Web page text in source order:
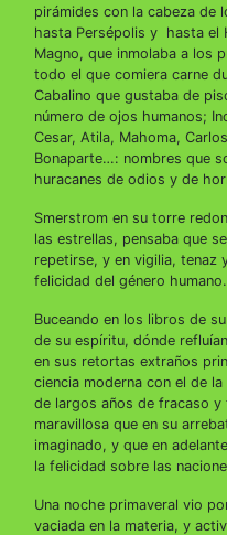
pirámides con la cabeza de
hasta Persépolis y hasta el
Magno, que inmolaba a los
todo el que comiera carne
Cabalino que gustaba de
número de ojos humanos;
Cesar, Atila, Mahoma,
Bonaparte…: nombres que
huracanes de odios y de
Smerstrom en su torre
las estrellas, pensaba que
repetirse, y en vigilia, tenaz
felicidad del género humano.
Buceando en los libros de
de su espíritu, dónde
en sus retortas extraños
ciencia moderna con el de
de largos años de fracaso
maravillosa que en su
imaginado, y que en
la felicidad sobre las
Una noche primaveral vio
vaciada en la materia, y